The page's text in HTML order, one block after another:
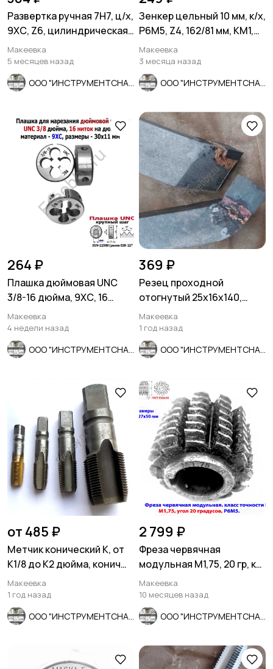
Развертка ручная 7Н7, ц/х,
9ХС, Z6, цилиндрическая,
107/54 мм, СССР.
Макеевка
5 месяцев назад
Зенкер цельный 10 мм, к/х,
Р6М5, Z4, 162/81 мм, КМ1,
2320-2556, СССР.
Макеевка
3 месяца назад
264 ₽
Плашка дюймовая UNC
3/8-16 дюйма, 9ХС, 16
ниток на дюйм, 30/11 мм.
Макеевка
4 недели назад
369 ₽
Резец проходной
отогнутый 25х16х140,
Т5К10, 2102-0005, ГОСТ
18877-73.
Макеевка
1 год назад
от 485 ₽
Метчик конический К, от
К1/8 до К2 дюйма, конич
дюймовой резьба, асорт
Макеевка
1 год назад
2 799 ₽
Фреза червячная
модульная М1,75, 20 гр, кл
В, 1°45', Р6М5, 63х27х50
Макеевка
10 месяцев назад